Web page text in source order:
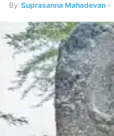
By Suprasanna Mahadevan -